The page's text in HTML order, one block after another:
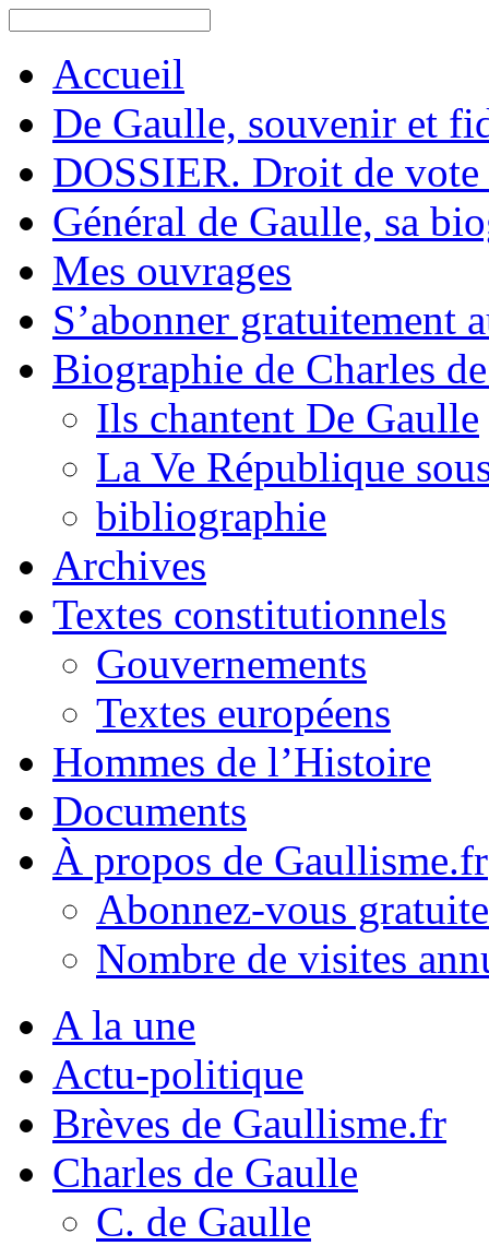
Accueil
De Gaulle, souvenir et
DOSSIER. Droit de vote
Général de Gaulle, sa
Mes ouvrages
S’abonner gratuitement
Biographie de Charles
Ils chantent De Gaulle
La Ve République
bibliographie
Archives
Textes constitutionnels
Gouvernements
Textes européens
Hommes de l’Histoire
Documents
À propos de Gaullisme.fr
Abonnez-vous
Nombre de visites
A la une
Actu-politique
Brèves de Gaullisme.fr
Charles de Gaulle
C. de Gaulle